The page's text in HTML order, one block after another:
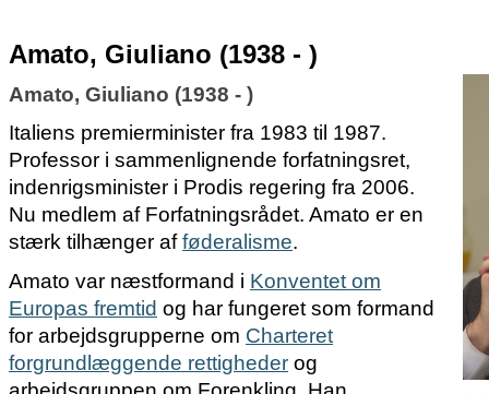
Amato, Giuliano (1938 - )
Amato, Giuliano (1938 - )
Italiens premierminister fra 1983 til 1987.
Professor i sammenlignende forfatningsret,
indenrigsminister i Prodis regering fra 2006.
Nu medlem af Forfatningsrådet. Amato er en
stærk tilhænger afføderalisme.
Amato var næstformand i Konventet om
Europas fremtid og har fungeret som formand
for arbejdsgrupperne om Charteret
forgrundlæggende rettigheder og